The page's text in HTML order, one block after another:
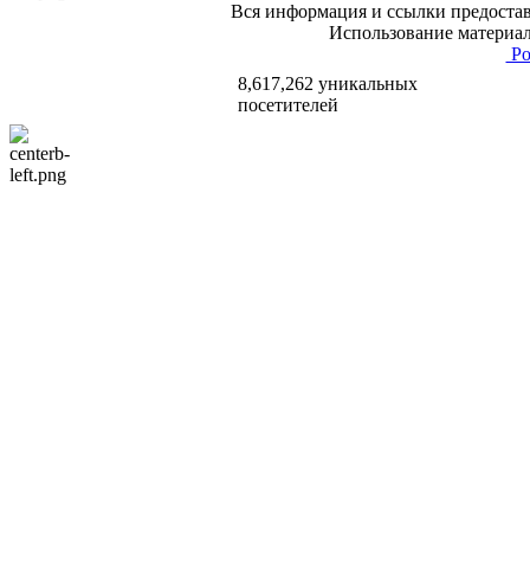
Вся информация и ссылки
Использование
8,617,262 уникальных
посетителей